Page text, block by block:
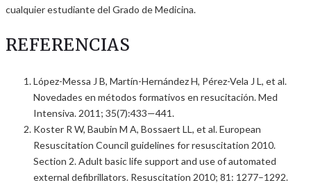
cualquier estudiante del Grado de Medicina.
REFERENCIAS
López-Messa J B, Martín-Hernández H, Pérez-Vela J L, et al.
Novedades en métodos formativos en resucitación. Med
Intensiva. 2011; 35(7):433—441.
Koster R W, Baubin M A, Bossaert LL, et al. European
Resuscitation Council guidelines for resuscitation 2010.
Section 2. Adult basic life support and use of automated
external defibrillators. Resuscitation 2010; 81: 1277–1292.